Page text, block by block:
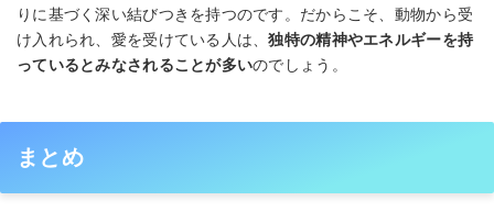
りに基づく深い結びつきを持つのです。だからこそ、動物から受
け入れられ、愛を受けている人は、独特の精神やエネルギーを持
っているとみなされることが多いのでしょう。
まとめ